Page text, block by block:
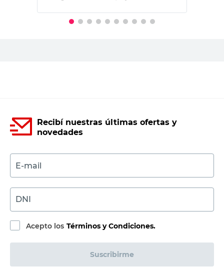
Recibí nuestras últimas ofertas y
novedades
E-mail
DNI
Acepto los Términos y Condiciones.
Suscribirme